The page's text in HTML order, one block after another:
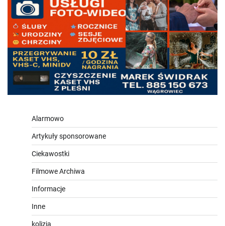
Alarmowo
Artykuły sponsorowane
Ciekawostki
Filmowe Archiwa
Informacje
Inne
kolizja